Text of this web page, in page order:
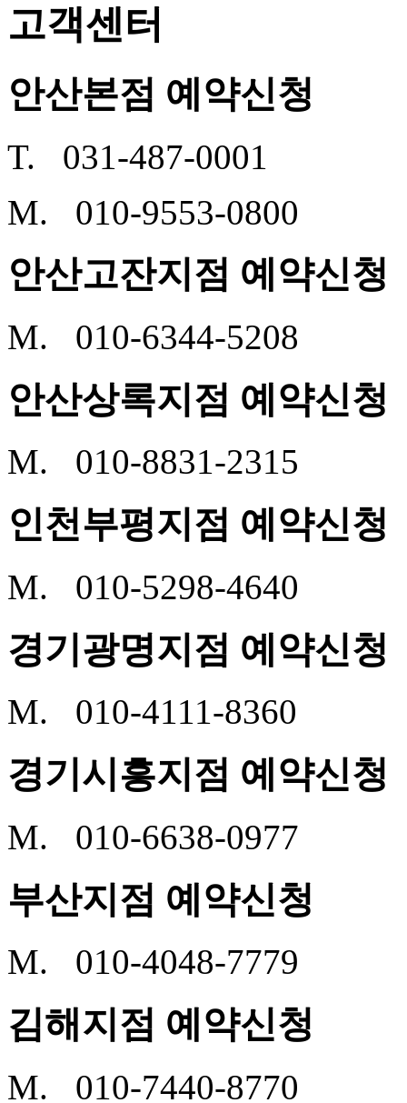
고객센터
안산본점 예약신청
T. 031-487-0001
M. 010-9553-0800
안산고잔지점 예약신청
M. 010-6344-5208
안산상록지점 예약신청
M. 010-8831-2315
인천부평지점 예약신청
M. 010-5298-4640
경기광명지점 예약신청
M. 010-4111-8360
경기시흥지점 예약신청
M. 010-6638-0977
부산지점 예약신청
M. 010-4048-7779
김해지점 예약신청
M. 010-7440-8770